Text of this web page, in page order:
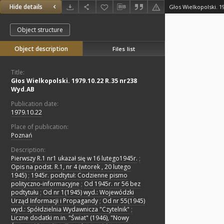
Hide details Głos Wielkopolski.
Object structure
Object description Files list
Title:
Głos Wielkopolski. 1979.10.22 R.35 nr238
Wyd.AB
Publication date:
1979.10.22
Place of publication:
Poznań
Description:
Pierwszy R.1 nr1 ukazał się w 16 lutego1945r. ;
Opis na podst. R.1, nr 4 (wtorek , 20 lutego
1945) ; 1945r. podtytuł: Codzienne pismo
polityczno-informacyjne ; Od 1945r. nr 56 bez
podtytułu ; Od nr 1(1945) wyd.: Wojewódzki
Urząd Informacji i Propagandy ; Od nr 55(1945)
wyd.: Spółdzielnia Wydawnicza "Czytelnik" ;
Liczne dodatki m.in. "Świat" (1946), "Nowy